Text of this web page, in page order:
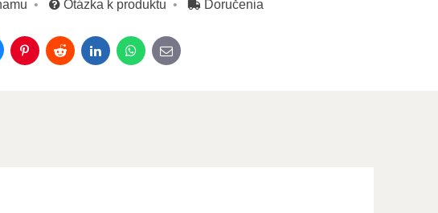
Otázka k produktu Doručenia
PinterestRedditLinkedInWhatsApp
E-mail